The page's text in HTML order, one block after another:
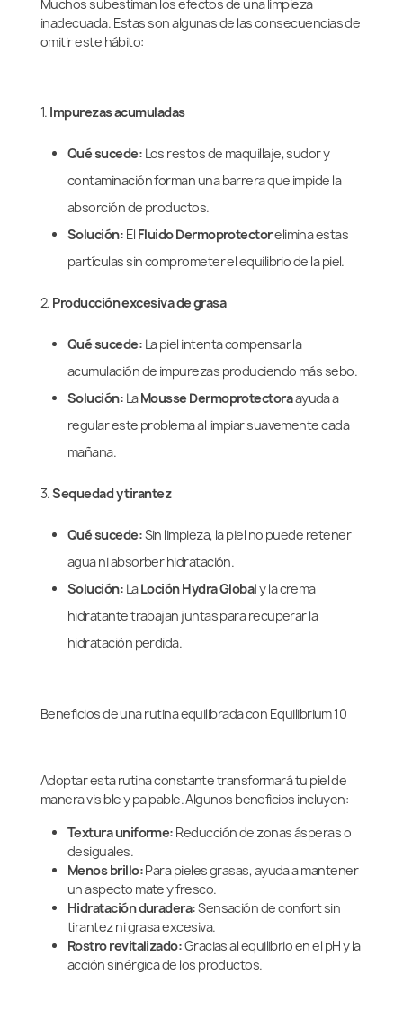
Muchos subestiman los efectos de una limpieza
inadecuada. Estas son algunas de las consecuencias de
omitir este hábito:
1. Impurezas acumuladas
Qué sucede: Los restos de maquillaje, sudor y
contaminación forman una barrera que impide la
absorción de productos.
Solución: El Fluido Dermoprotectorelimina estas
partículas sin comprometer el equilibrio de la piel.
2. Producción excesiva de grasa
Qué sucede: La piel intenta compensar la
acumulación de impurezas produciendo más sebo.
Solución: LaMousse Dermoprotectoraayuda a
regular este problema al limpiar suavemente cada
mañana.
3. Sequedad y tirantez
Qué sucede:Sin limpieza, la piel no puede retener
agua ni absorber hidratación.
Solución: LaLoción Hydra Globaly la crema
hidratante trabajan juntas para recuperar la
hidratación perdida.
Beneficios de una rutina equilibrada con Equilibrium 10
Adoptar esta rutina constante transformará tu piel de
manera visible y palpable. Algunos beneficios incluyen:
Textura uniforme: Reducción de zonas ásperas o
desiguales.
Menos brillo:Para pieles grasas, ayuda a mantener
un aspecto mate y fresco.
Hidratación duradera:Sensación de confort sin
tirantez ni grasa excesiva.
Rostro revitalizado:Gracias al equilibrio en el pH y la
acción sinérgica de los productos.